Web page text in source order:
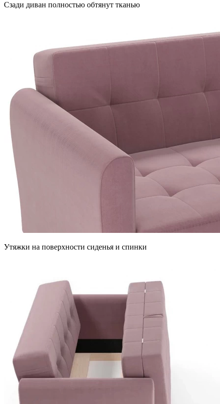
Сзади диван полностью обтянут тканью
Утяжки на поверхности сиденья и спинки